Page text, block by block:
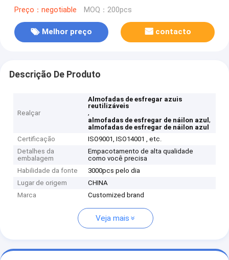
Preço：negotiable MOQ：200pcs
Melhor preço contacto
Descrição De Produto
Realçar
Almofadas de esfregar azuis
reutilizáveis
,
almofadas de esfregar de náilon azul,
almofadas de esfregar de náilon azul
Certificação
ISO9001, ISO14001 , etc.
Detalhes da
embalagem
Empacotamento de alta qualidade
como você precisa
Habilidade da fonte
3000pcs pelo dia
Lugar de origem
CHINA
Marca
Customized brand
Veja mais